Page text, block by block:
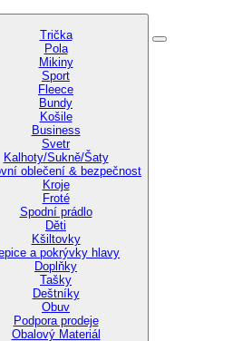
Trička
Pola
Mikiny
Sport
Fleece
Bundy
Košile
Business
Svetr
Kalhoty/Sukně/Šaty
oblečení & bezpečnost
Kroje
Froté
Spodní prádlo
Děti
Kšiltovky
a pokrývky hlavy
Doplňky
Tašky
Deštníky
Obuv
Podpora prodeje
Obalový Materiál